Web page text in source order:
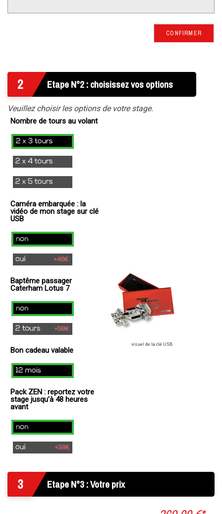
CONFIRMER
2 Etape N°2 : choisissez vos options
Veuillez choisir les options de votre stage.
Nombre de tours au volant
2x3
2x4
2x5
visuel de la clé USB
Caméra embarquée : la
vidéo de mon stage sur clé
USB
non
oui
+
Baptême passager
Caterham Lotus 7
non
2
(+
59€
)
Bon cadeau valable
12
Pack ZEN : reportez votre
stage jusqu'à 48 heures
avant
Non
Oui
39€
3 Etape N°3 : Votre prix